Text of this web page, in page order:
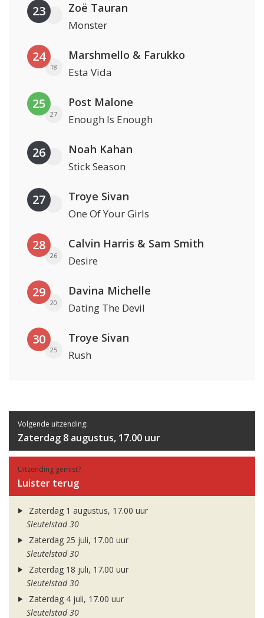
23 Zoë Tauran
Monster
24
18
Marshmello & Farukko
Esta Vida
25
27
Post Malone
Enough Is Enough
26 Noah Kahan
Stick Season
27 Troye Sivan
One Of Your Girls
28
26
Calvin Harris & Sam Smith
Desire
29
20
Davina Michelle
Dating The Devil
30
25
Troye Sivan
Rush
Volgende uitzending:
Zaterdag 8 augustus, 17.00 uur
Uitzending gemist?
Luister terug
Zaterdag 1 augustus, 17.00 uur
Sleutelstad 30
Zaterdag 25 juli, 17.00 uur
Sleutelstad 30
Zaterdag 18 juli, 17.00 uur
Sleutelstad 30
Zaterdag 4 juli, 17.00 uur
Sleutelstad 30